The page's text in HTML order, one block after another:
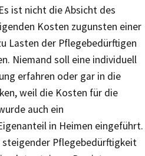
ist nicht die Absicht des
Kosten zugunsten einer
Lasten der Pflegebedürftigen
Niemand soll eine individuell
erfahren oder gar in die
weil die Kosten für die
auch ein
in Heimen eingeführt.
Pflegebedürftigkeit